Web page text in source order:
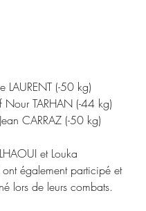
LAURENT (-50 kg)
Nour TARHAN (-44 kg)
CARRAZ (-50 kg)
et Louka
également participé et
lors de leurs combats.